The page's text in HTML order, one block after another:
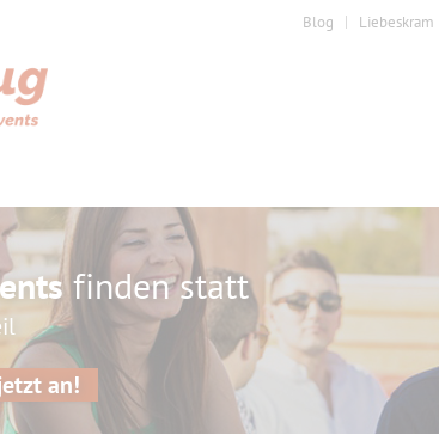
Blog Liebeskram
finden statt
an!